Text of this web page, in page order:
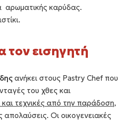
αρωματικής καρύδας.
τον εισηγητή
ανήκει στους Pastry Chef που
του χθες και
και τεχνικές από την παράδοση,
Οι οικογενειακές